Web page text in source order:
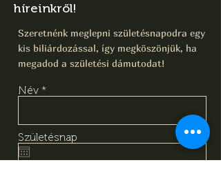
híreinkről!
Szeretnénk meglepni születésnapodra egy
kis biliárdozással, így megköszönjük, ha
megadod a születési dámutodat!
Név
Születésnap